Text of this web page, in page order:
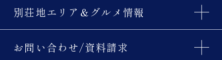
別荘地エリア＆グルメ情報
お問い合わせ/資料請求